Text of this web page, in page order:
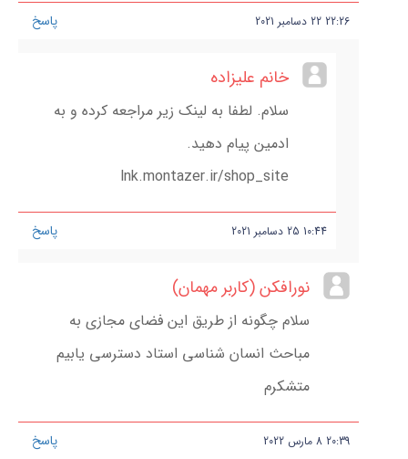
پاسخ 22:26
22 دسامبر 2021
خانم علیزاده
سلام. لطفا به لینک زیر مراجعه کرده و به
ادمین پیام دهید.
lnk.montazer.ir/shop_site
پاسخ 10:44
25 دسامبر 2021
نورافکن (کاربر مهمان)
سلام چگونه از طریق این فضای مجازی به
مباحث انسان شناسی استاد دسترسی یابیم
متشکرم
پاسخ 20:39
8 مارس 2022